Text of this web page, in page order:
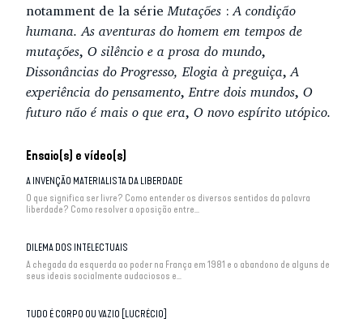
Ensaio(s) e vídeo(s)
A INVENÇÃO MATERIALISTA DA LIBERDADE
O que significa ser livre? Como entender os diversos sentidos da palavra
liberdade? Como resolver a oposição entre...
DILEMA DOS INTELECTUAIS
A chegada da esquerda ao poder na França em 1981 e o abandono de alguns de
seus ideais socialmente audaciosos e...
TUDO É CORPO OU VAZIO [LUCRÉCIO]
notamment de la sérieMutações :A condição
humana. As aventuras do homem em tempos de
mutações, O silêncio e a prosa do mundo,
Dissonâncias do Progresso, Elogia à preguiça,A
experiência do pensamento,Entre dois mundos, O
futuro não é mais o que era, O novo espírito utópico.